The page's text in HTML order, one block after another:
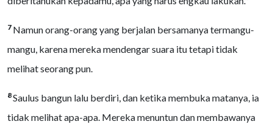
7 Namun orang-orang yang berjalan bersamanya termangu-
mangu, karena mereka mendengar suara itu tetapi tidak
melihat seorang pun.
8Saulus bangun lalu berdiri, dan ketika membuka matanya, ia
tidak melihat apa-apa. Mereka menuntun dan membawanya